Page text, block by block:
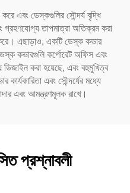
এবং ডেস্কগুলির সৌন্দর্য বৃদ্ধি
তাপমাত্রা অতিক্রম করা
এছাড়াও, একটি ডেস্ক কভার
কভারগুলি কর্পোরেট অফিস এবং
করা হয়েছে, এবং বহুমুখিত্ব
এবং সৌন্দর্যের মধ্যে
এবং আমন্ত্রণমূলক রাখে।
প্রশ্নাবলী